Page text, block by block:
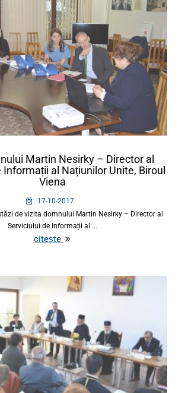
Martin Nesirky – Director al
al Națiunilor Unite, Biroul
Viena
17-10-2017
de vizita domnului Martin Nesirky – Director al
Serviciului de Informații al ...
citește